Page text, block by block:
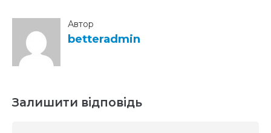
Автор
betteradmin
Залишити відповідь